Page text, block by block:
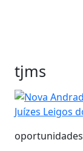
tjms
oportunidades